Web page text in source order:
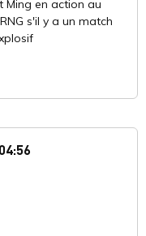
Ming en action au
s'il y a un match